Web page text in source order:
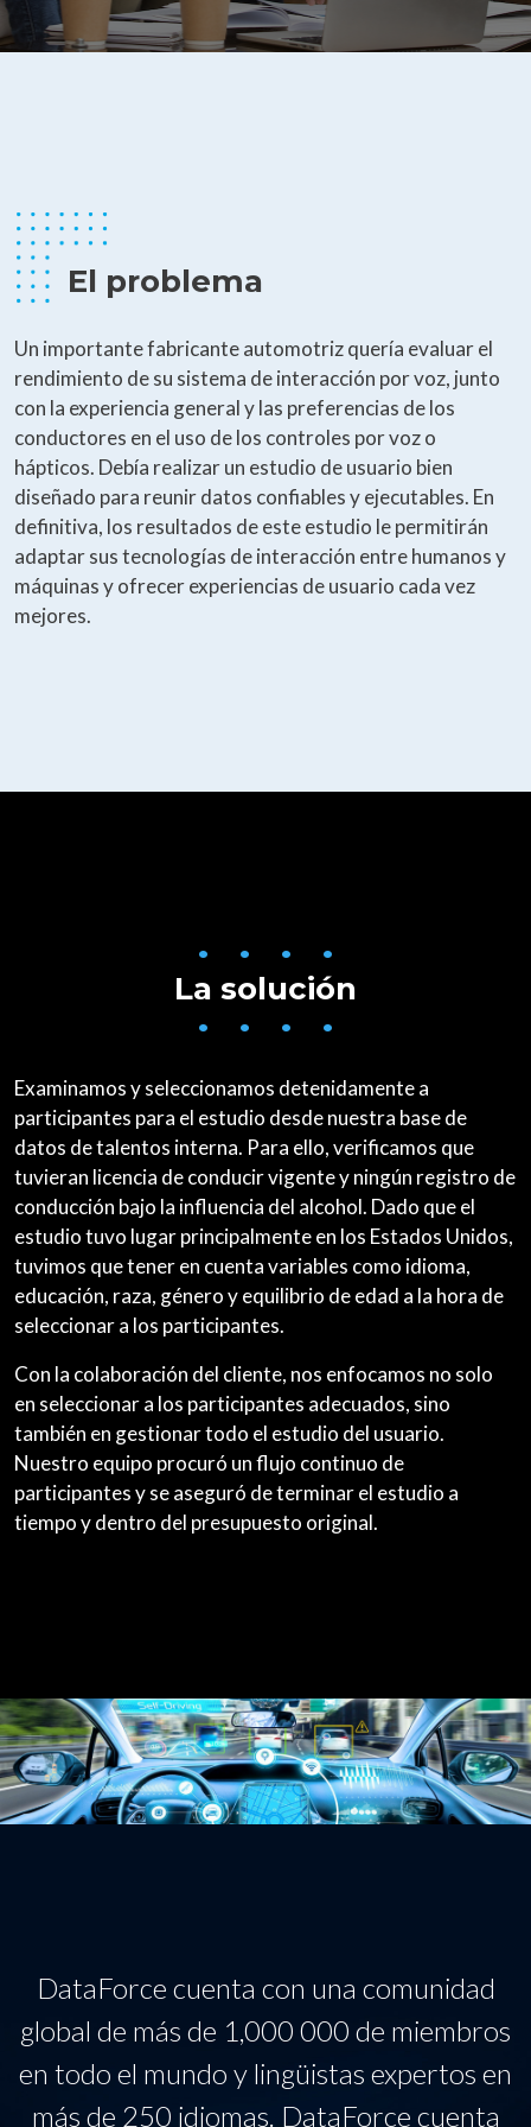
El problema
Un importante fabricante automotriz quería evaluar el
rendimiento de su sistema de interacción por voz, junto
con la experiencia general y las preferencias de los
conductores en el uso de los controles por voz o
hápticos. Debía realizar un estudio de usuario bien
diseñado para reunir datos confiables y ejecutables. En
definitiva, los resultados de este estudio le permitirán
adaptar sus tecnologías de interacción entre humanos y
máquinas y ofrecer experiencias de usuario cada vez
mejores.
• • • •
La solución
• • • •
Examinamos y seleccionamos detenidamente a
participantes para el estudio desde nuestra base de
datos de talentos interna. Para ello, verificamos que
tuvieran licencia de conducir vigente y ningún registro de
conducción bajo la influencia del alcohol. Dado que el
estudio tuvo lugar principalmente en los Estados Unidos,
tuvimos que tener en cuenta variables como idioma,
educación, raza, género y equilibrio de edad a la hora de
seleccionar a los participantes.
Con la colaboración del cliente, nos enfocamos no solo
en seleccionar a los participantes adecuados, sino
también en gestionar todo el estudio del usuario.
Nuestro equipo procuró un flujo continuo de
participantes y se aseguró de terminar el estudio a
tiempo y dentro del presupuesto original.
DataForce cuenta con una comunidad
global de más de 1,000 000 de miembros
en todo el mundo y lingüistas expertos en
más de 250 idiomas. DataForce cuenta